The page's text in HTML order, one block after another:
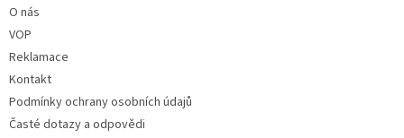
O nás
VOP
Reklamace
Kontakt
Podmínky ochrany osobních údajů
Časté dotazy a odpovědi